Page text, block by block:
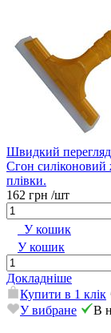
Швидкий перегляд
Сгон
плівки.
162 грн /шт
У кошик
У кошик
Докладніше
Купити в 1 клік
У вибране
В